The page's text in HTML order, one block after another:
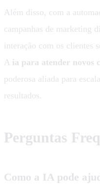
Além disso, com a
campanhas de marketing
interação com os clientes
A ia para atender novos
poderosa aliada para
resultados.
Perguntas
Como a IA pode